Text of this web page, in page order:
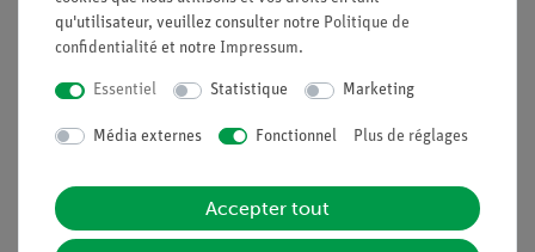
verticale
Très bonne visibilité : De grands dispositifs sur un fond
uniforme
montage sûr et donc une manipulation très facile
dynamomètres circulaires avec un aimant de fixation et
une poulie à roulement à billes avec deux rainures de
qu'utilisateur, veuillez consulter notre Politique de
confidentialité et notre Impressum.
Essentiel Statistique Marketing
Média externes Fonctionnel Plus de réglages
Accepter tout